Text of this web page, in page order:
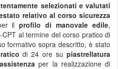
selezionati e valutati
relativo al corso sicurezza
ilprofilo di manovale edile,
al termine del corso pratico di
formativo sopra descritto, è stato
di 24 ore supiastrellatura
assistenza per la realizzazione di